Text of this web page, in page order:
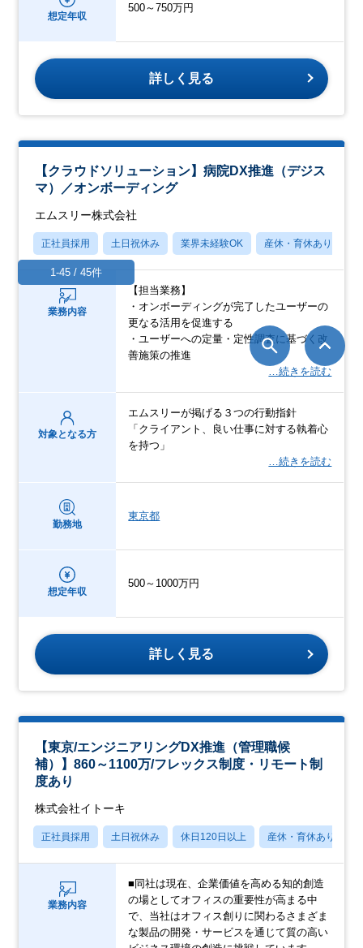
想定年収
500～750万円
詳しく見る
【クラウドソリューション】病院DX推進（デジス
マ）／オンボーディング
エムスリー株式会社
正社員採用 土日祝休み 業界未経験OK 産休・育休あり
業務内容
【担当業務】
・オンボーディングが完了したユーザーの
更なる活用を促進する
・ユーザーへの定量・定性調査に基づく改
善施策の推進
…続きを読む
対象となる方
エムスリーが掲げる３つの行動指針
「クライアント、良い仕事に対する執着心
を持つ」
…続きを読む
勤務地
東京都
想定年収
500～1000万円
詳しく見る
【東京/エンジニアリングDX推進（管理職候
補）】860～1100万/フレックス制度・リモート制
度あり
株式会社イトーキ
正社員採用 土日祝休み 休日120日以上 産休・育休あり
業務内容
■同社は現在、企業価値を高める知的創造
の場としてオフィスの重要性が高まる中
で、当社はオフィス創りに関わるさまざま
な製品の開発・サービスを通じて質の高い
1-45 / 45件